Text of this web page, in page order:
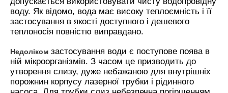
воду. Як відомо, вода має високу теплоємність і її
застосування в якості доступного і дешевого
теплоносія повністю виправдано.
Недоліком застосування води є поступове поява в
ній мікроорганізмів. З часом це призводить до
утворення слизу, дуже небажаною для внутрішніх
порожнин корпусу лазерної трубки і рідинного